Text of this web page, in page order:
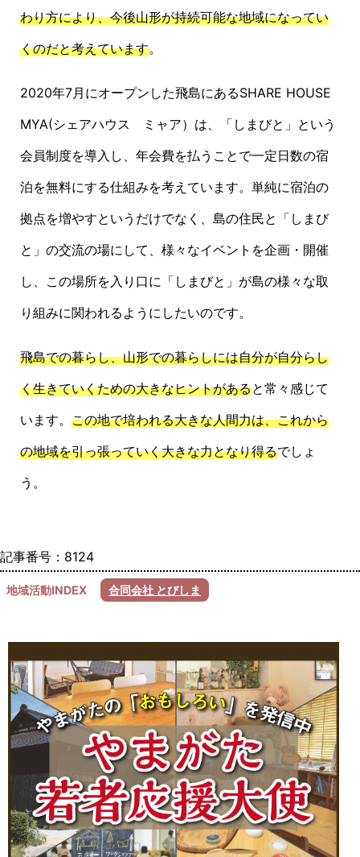
わり方により、今後山形が持続可能な地域になってい
くのだと考えています。
2020年7月にオープンした飛島にあるSHARE HOUSE
MYA(シェアハウス ミャア）は、「しまびと」という
会員制度を導入し、年会費を払うことで一定日数の宿
泊を無料にする仕組みを考えています。単純に宿泊の
拠点を増やすというだけでなく、島の住民と「しまび
と」の交流の場にして、様々なイベントを企画・開催
し、この場所を入り口に「しまびと」が島の様々な取
り組みに関われるようにしたいのです。
飛島での暮らし、山形での暮らしには自分が自分らし
く生きていくための大きなヒントがあると常々感じて
います。 この地で培われる大きな人間力は、これから
の地域を引っ張っていく大きな力となり得るでしょ
う。
記事番号：8124
地域活動INDEX 合同会社 とびしま